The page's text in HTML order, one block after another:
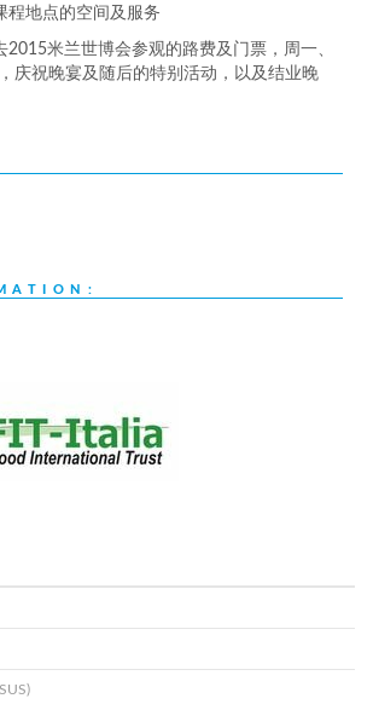
程地点的空间及服务
2015米兰世博会参观的路费及门票，周一、
庆祝晚宴及随后的特别活动，以及结业晚